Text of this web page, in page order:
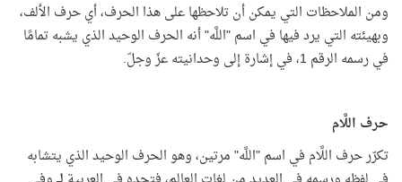
ومن الملاحظات التي يمكن أن تلاحظها على هذا الحرف، أي حرف الألف،
وبهيئته التي يرد فيها في اسم "اللَّه" أنه الحرف الوحيد الذي يشبه تمامًا
في رسمه الرقم 1، في إشارة إلى وحدانيته عزّ وجلّ.
حرف اللَّام
تكرّر حرف اللَّام في اسم "اللَّه" مرتين، وهو الحرف الوحيد الذي يتشابه